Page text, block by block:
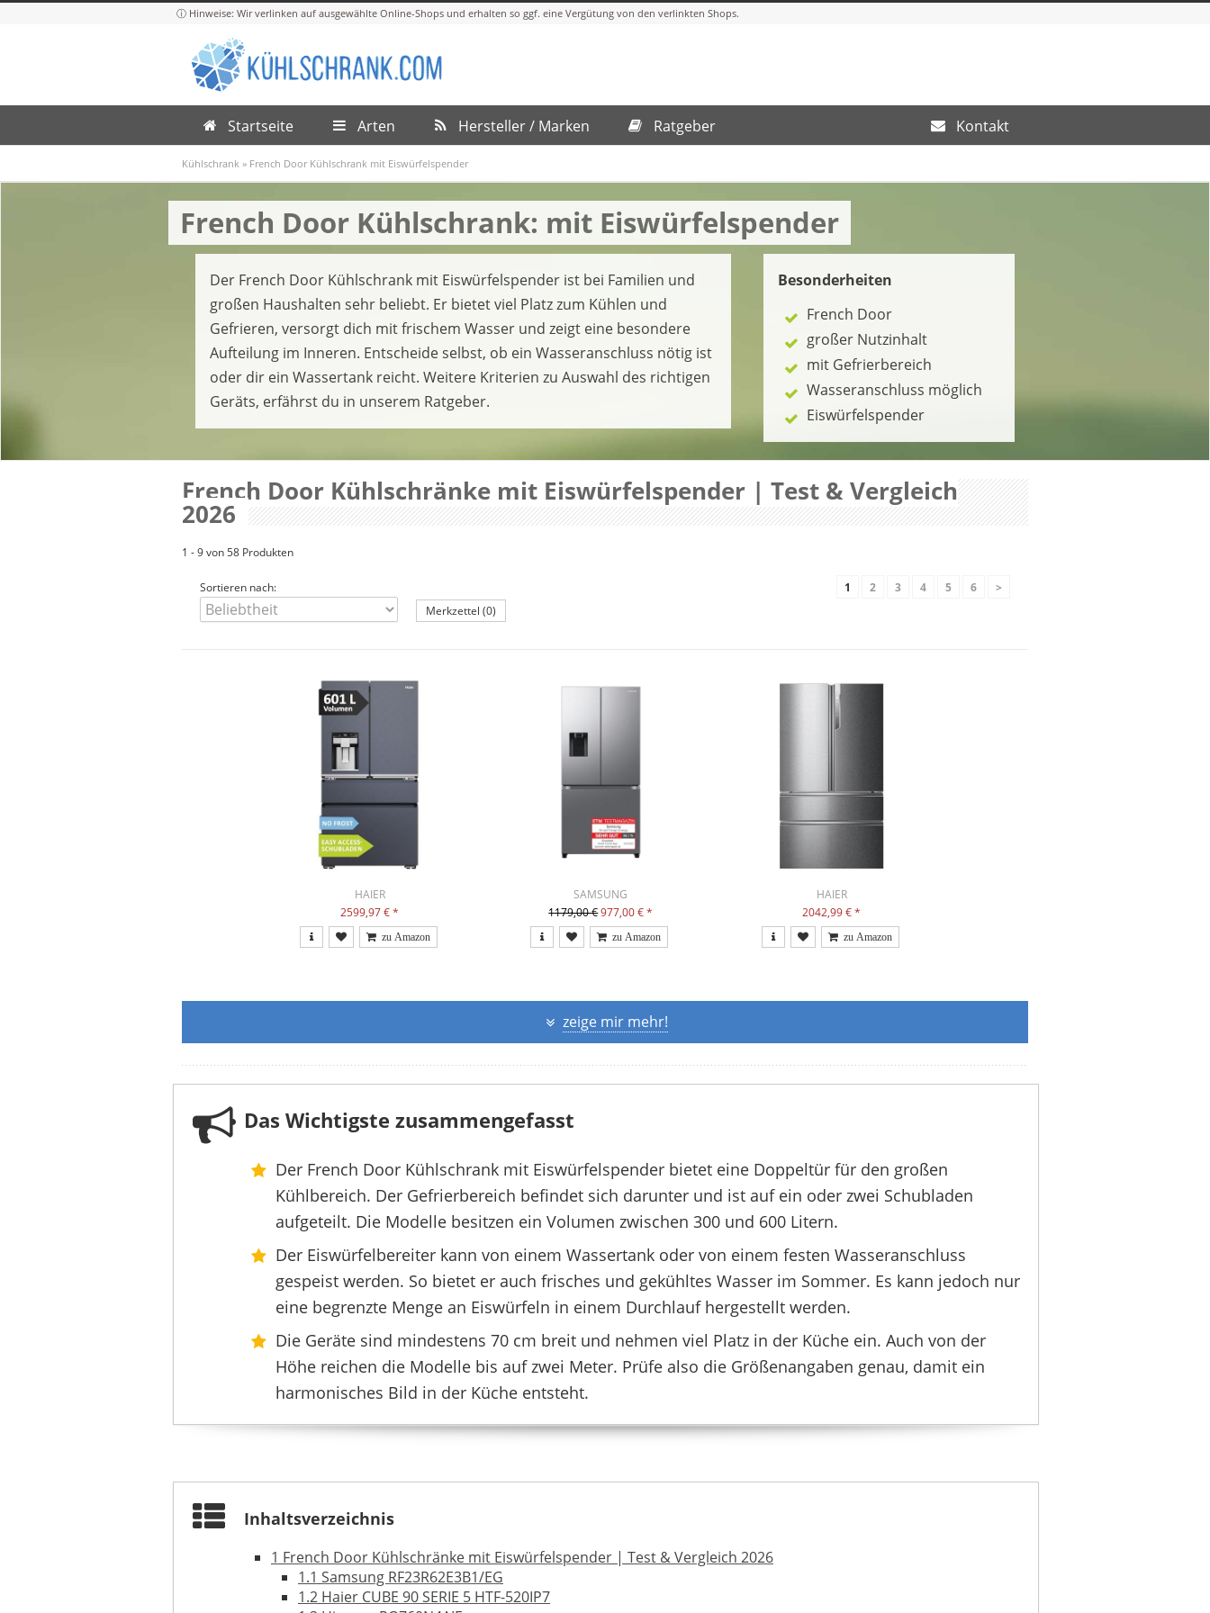
Startseite Arten Hersteller / Marken Ratgeber Kontakt
Kühlschrank » French Door Kühlschrank mit Eiswürfelspender
French Door Kühlschrank: mit Eiswürfelspender
Der French Door Kühlschrank mit Eiswürfelspender ist bei Familien und
großen Haushalten sehr beliebt. Er bietet viel Platz zum Kühlen und
Gefrieren, versorgt dich mit frischem Wasser und zeigt eine besondere
Aufteilung im Inneren. Entscheide selbst, ob ein Wasseranschluss nötig ist
oder dir ein Wassertank reicht. Weitere Kriterien zu Auswahl des richtigen
Geräts, erfährst du in unserem Ratgeber.
Besonderheiten
French Door
großer Nutzinhalt
mit Gefrierbereich
Wasseranschluss möglich
Eiswürfelspender
French Door Kühlschränke mit Eiswürfelspender | Test & Vergleich
2026
1 - 9 von 58 Produkten
Sortieren nach:
Merkzettel (0)
1 2 3 4 5 6 >
HAIER
2599,97 €*
SAMSUNG
1179,00 €977,00 €*
HAIER
2042,99 €*
SAMSUNG
2498,90 € 1949,00 €
SAMSUNG
1494,90 €*
SAMSUNG
1449,00 €
SAMSUNG
1799,00 €1678,90 €*
HAIER
zeige mir mehr!
Das Wichtigste zusammengefasst
Der French Door Kühlschrank mit Eiswürfelspender bietet eine Doppeltür für den großen
Kühlbereich. Der Gefrierbereich befindet sich darunter und ist auf ein oder zwei Schubladen
aufgeteilt. Die Modelle besitzen ein Volumen zwischen 300 und 600 Litern.
Der Eiswürfelbereiter kann von einem Wassertank oder von einem festen Wasseranschluss
gespeist werden. So bietet er auch frisches und gekühltes Wasser im Sommer. Es kann jedoch nur
eine begrenzte Menge an Eiswürfeln in einem Durchlauf hergestellt werden.
Die Geräte sind mindestens 70 cm breit und nehmen viel Platz in der Küche ein. Auch von der
Höhe reichen die Modelle bis auf zwei Meter. Prüfe also die Größenangaben genau, damit ein
harmonisches Bild in der Küche entsteht.
Inhaltsverzeichnis
1 French Door Kühlschränke mit Eiswürfelspender | Test & Vergleich 2026
1.1 Samsung RF23R62E3B1/EG
1.2 Haier CUBE 90 SERIE 5 HTF-520IP7